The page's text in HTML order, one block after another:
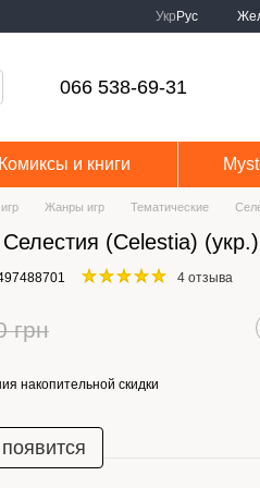
Укр Рус
066 538-69-31
Комиксы и книги
Жанры игр Тематические
(Celestia) (укр.)
4 отзыва
грн
накопительной скидки